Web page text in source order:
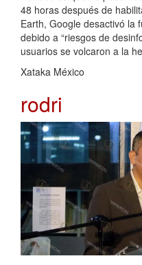
48 horas después de
Earth, Google desactivó la
debido a “riesgos de
usuarios se volcaron a la
Xataka México
rodri